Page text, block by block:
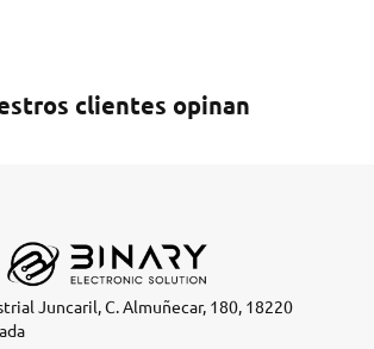
clientes opinan
Juncaril, C. Almuñecar, 180, 18220